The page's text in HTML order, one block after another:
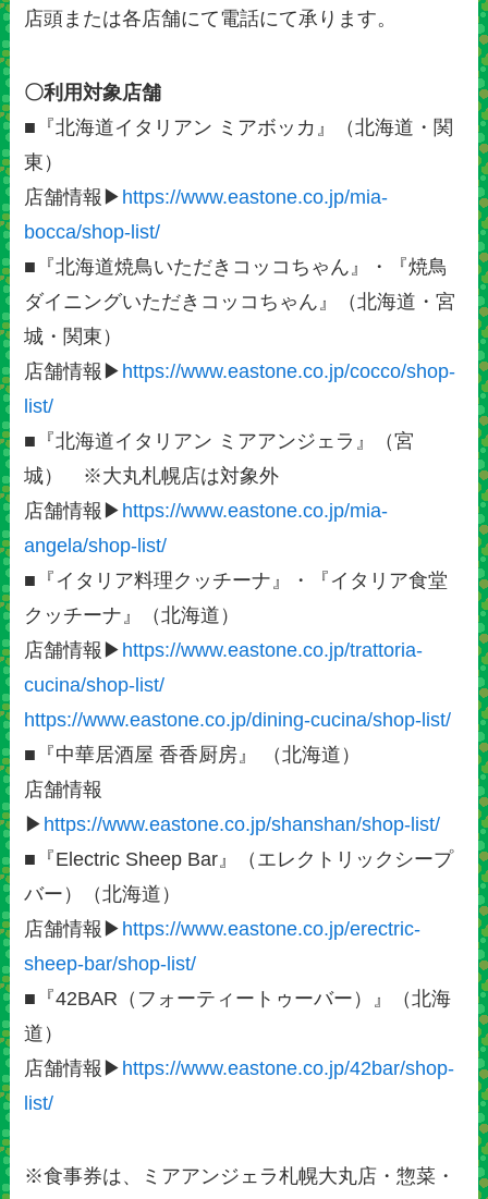
店頭または各店舗にて電話にて承ります。
〇利用対象店舗
■『北海道イタリアン ミアボッカ』（北海道・関
東）
店舗情報▶ https://www.eastone.co.jp/mia-
bocca/shop-list/
■『北海道焼鳥いただきコッコちゃん』・『焼鳥
ダイニングいただきコッコちゃん』（北海道・宮
城・関東）
店舗情報▶ https://www.eastone.co.jp/cocco/shop-
list/
■『北海道イタリアン ミアアンジェラ』（宮
城） ※大丸札幌店は対象外
店舗情報▶ https://www.eastone.co.jp/mia-
angela/shop-list/
■『イタリア料理クッチーナ』・『イタリア食堂
クッチーナ』（北海道）
店舗情報▶ https://www.eastone.co.jp/trattoria-
cucina/shop-list/
https://www.eastone.co.jp/dining-cucina/shop-list/
■『中華居酒屋 香香厨房』 （北海道）
店舗情報
▶ https://www.eastone.co.jp/shanshan/shop-list/
■『Electric Sheep Bar』（エレクトリックシープ
バー）（北海道）
店舗情報▶ https://www.eastone.co.jp/erectric-
sheep-bar/shop-list/
■『42BAR（フォーティートゥーバー）』（北海
道）
店舗情報▶ https://www.eastone.co.jp/42bar/shop-
list/
※食事券は、ミアアンジェラ札幌大丸店・惣菜・